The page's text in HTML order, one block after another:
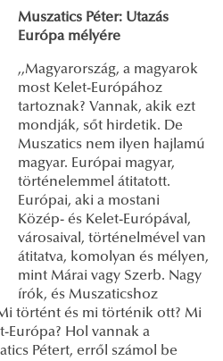
Muszatics Péter: Utazás
Európa mélyére
,,Magyarország, a magyarok
most Kelet-Európához
tartoznak? Vannak, akik ezt
mondják, sőt hirdetik. De
Muszatics nem ilyen hajlamú
magyar. Európai magyar,
történelemmel átitatott.
Európai, aki a mostani
Közép- és Kelet-Európával,
városaival, történelmével van
átitatva, komolyan és mélyen,
mint Márai vagy Szerb. Nagy
írók, és Muszaticshoz
történt és mi történik ott? Mi
Európa? Hol vannak a
Pétert, erről számol be